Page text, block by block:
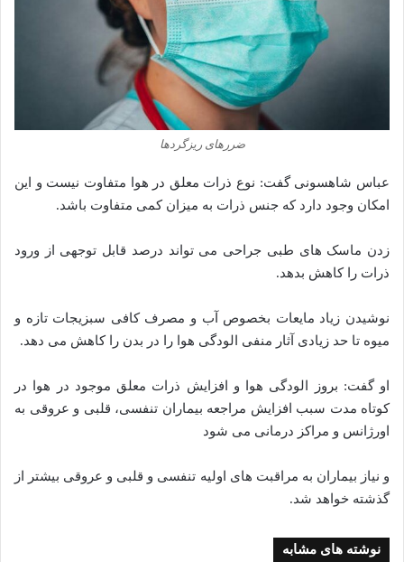
ضررهای ریزگردها
عباس شاهسونی گفت: نوع ذرات معلق در هوا متفاوت نیست و این
امکان وجود دارد که جنس ذرات به میزان کمی متفاوت باشد.
زدن ماسک های طبی جراحی می تواند درصد قابل توجهی از ورود
ذرات را کاهش بدهد.
نوشیدن زیاد مایعات بخصوص آب و مصرف کافی سبزیجات تازه و
میوه تا حد زیادی آثار منفی الودگی هوا را در بدن را کاهش می دهد.
او گفت: بروز الودگی هوا و افزایش ذرات معلق موجود در هوا در
کوتاه مدت سبب افزایش مراجعه بیماران تنفسی، قلبی و عروقی به
اورژانس و مراکز درمانی می شود
و نیاز بیماران به مراقبت های اولیه تنفسی و قلبی و عروقی بیشتر از
گذشته خواهد شد.
نوشته های مشابه